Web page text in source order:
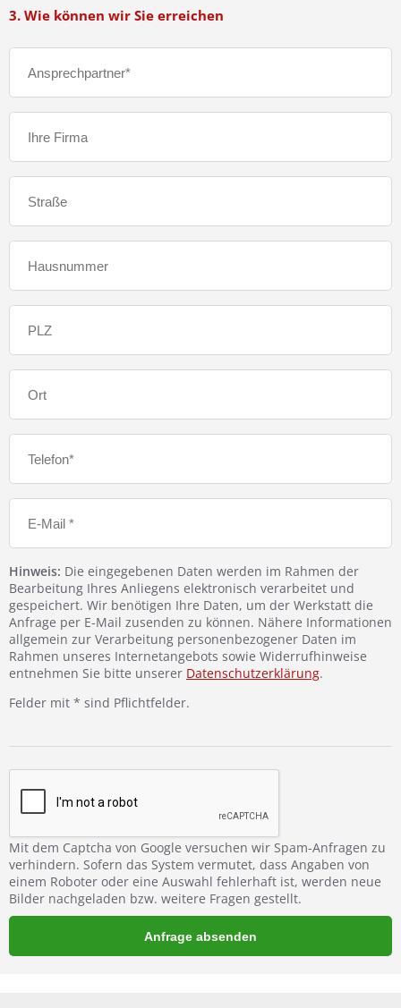
3. Wie können wir Sie erreichen
Hinweis: Die eingegebenen Daten werden im Rahmen der
Bearbeitung Ihres Anliegens elektronisch verarbeitet und
gespeichert. Wir benötigen Ihre Daten, um der Werkstatt die
Anfrage per E-Mail zusenden zu können. Nähere Informationen
allgemein zur Verarbeitung personenbezogener Daten im
Rahmen unseres Internetangebots sowie Widerrufhinweise
entnehmen Sie bitte unserer Datenschutzerklärung.
Felder mit * sind Pflichtfelder.
Mit dem Captcha von Google versuchen wir Spam-Anfragen zu
verhindern. Sofern das System vermutet, dass Angaben von
einem Roboter oder eine Auswahl fehlerhaft ist, werden neue
Bilder nachgeladen bzw. weitere Fragen gestellt.